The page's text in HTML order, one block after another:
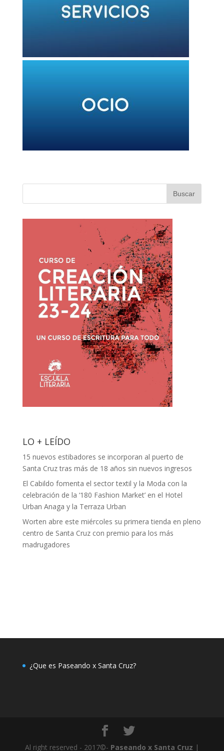
LO + LEÍDO
15 nuevos estibadores se incorporan al puerto de
Santa Cruz tras más de 18 años sin nuevos ingresos
El Cabildo fomenta el sector textil y la Moda con la
celebración de la ‘180 Fashion Market’ en el Hotel
Urban Anaga y la Terraza Urban
Worten abre este miércoles su primera tienda en pleno
centro de Santa Cruz con premio para los más
madrugadores
¿Que es Paseando x Santa Cruz?
Al right reserved - 2017©- Paseando x Santa Cruz |